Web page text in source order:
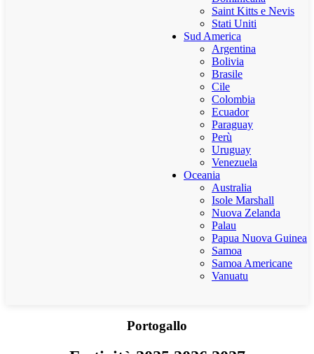
Saint Kitts e Nevis
Stati Uniti
Sud America
Argentina
Bolivia
Brasile
Cile
Colombia
Ecuador
Paraguay
Perù
Uruguay
Venezuela
Oceania
Australia
Isole Marshall
Nuova Zelanda
Palau
Papua Nuova Guinea
Samoa
Samoa Americane
Vanuatu
Portogallo